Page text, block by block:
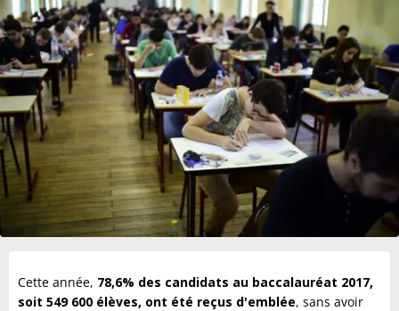
Cette année, 78,6% des candidats au baccalauréat 2017,
soit 549 600 élèves, ont été reçus d'emblée, sans avoir